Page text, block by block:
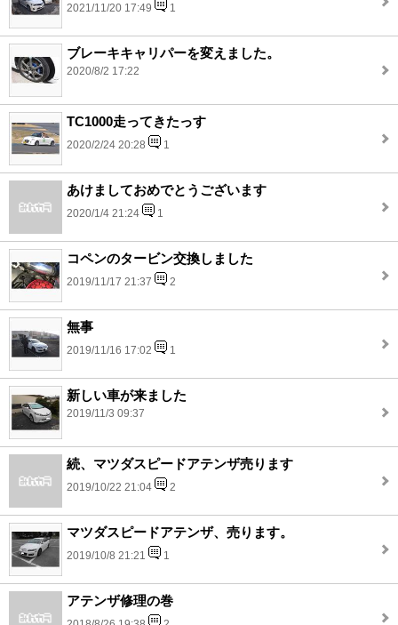
2021/11/20 17:49 1
ブレーキキャリパーを変えました。
2020/8/2 17:22
TC1000走ってきたっす
2020/2/24 20:28 1
あけましておめでとうございます
2020/1/4 21:24 1
コペンのタービン交換しました
2019/11/17 21:37 2
無事
2019/11/16 17:02 1
新しい車が来ました
2019/11/3 09:37
続、マツダスピードアテンザ売ります
2019/10/22 21:04 2
マツダスピードアテンザ、売ります。
2019/10/8 21:21 1
アテンザ修理の巻